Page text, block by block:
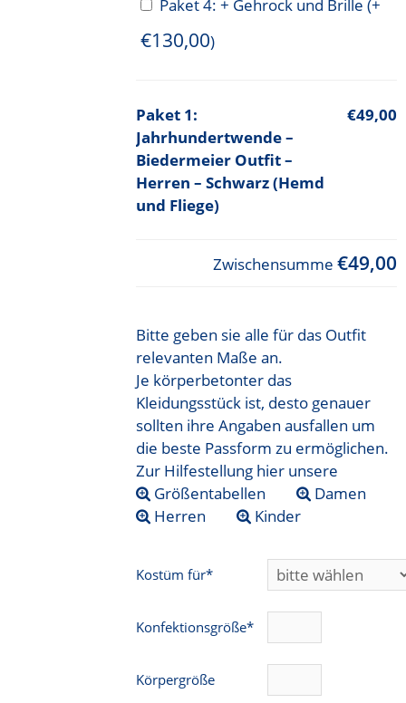
Paket 4: + Gehrock und Brille(+
€130,00)
Jahrhundertwende –
Biedermeier Outfit –
Herren – Schwarz (Hemd
und Fliege)
€49,00
Zwischensumme €49,00
Bitte geben sie alle für das Outfit
relevanten Maße an.
Je körperbetonter das
Kleidungsstück ist, desto genauer
sollten ihre Angaben ausfallen um
die beste Passform zu ermöglichen.
Zur Hilfestellung hier unsere
Größentabellen
Damen
Herren
Kinder
Kostüm für*
Konfektionsgröße*
Körpergröße